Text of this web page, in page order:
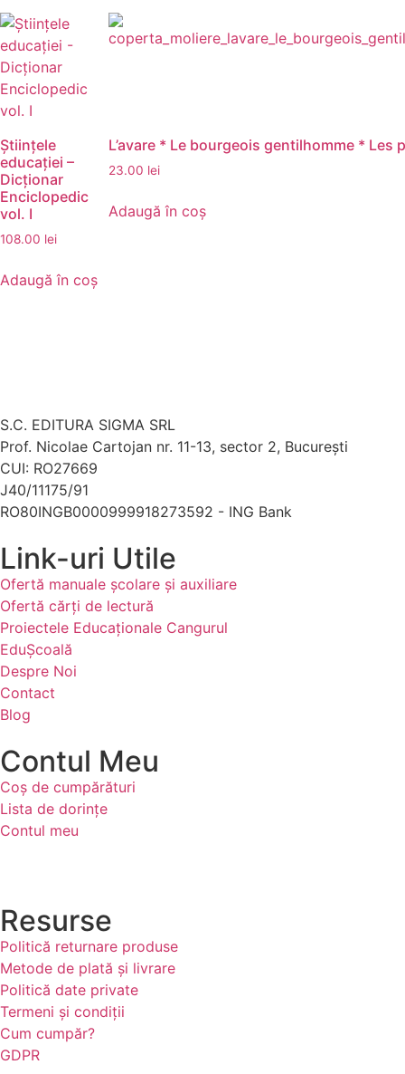
Științele
educației –
Dicționar
Enciclopedic
vol. I
108.00 lei
Adaugă în coș
L’avare * Le bourgeois gentilhomme * Les
23.00 lei
Adaugă în coș
S.C. EDITURA SIGMA SRL
Prof. Nicolae Cartojan nr. 11-13, sector 2, București
CUI: RO27669
J40/11175/91
RO80INGB0000999918273592 - ING Bank
Link-uri Utile
Ofertă manuale şcolare şi auxiliare
Ofertă cărți de lectură
Proiectele Educaţionale Cangurul
EduȘcoală
Despre Noi
Contact
Blog
Contul Meu
Coș de cumpărături
Lista de dorințe
Contul meu
Resurse
Politică returnare produse
Metode de plată și livrare
Politică date private
Termeni și condiții
Cum cumpăr?
GDPR